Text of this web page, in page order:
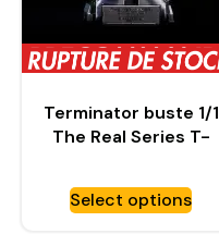
Terminator buste 1/1
The Real Series T-
Skull – BLITZWAY
Select options